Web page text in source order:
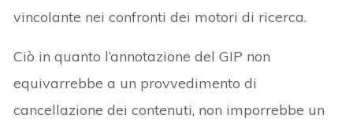
vincolante nei confronti dei motori di ricerca.
Ciò in quanto l’annotazione del GIP non
equivarrebbe a un provvedimento di
cancellazione dei contenuti, non imporrebbe un